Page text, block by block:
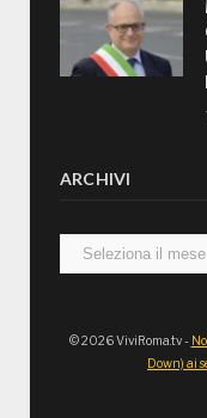
ARCHIVI
Archivi
© 2026 ViviRoma.tv -
Down) ai